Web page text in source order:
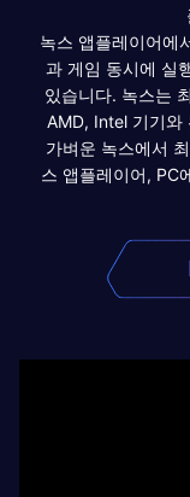
녹스 앱플레이어에
과 게임 동시에 실
있습니다. 녹스는
AMD, Intel 기기와
가벼운 녹스에서
스 앱플레이어, PC